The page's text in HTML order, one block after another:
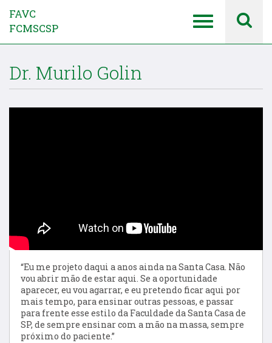
FAVC
FCMSCSP
Dr. Murilo Golin
“Eu me projeto daqui a anos ainda na Santa Casa. Não
vou abrir mão de estar aqui. Se a oportunidade
aparecer, eu vou agarrar, e eu pretendo ficar aqui por
mais tempo, para ensinar outras pessoas, e passar
para frente esse estilo da Faculdade da Santa Casa de
SP, de sempre ensinar com a mão na massa, sempre
próximo do paciente.”